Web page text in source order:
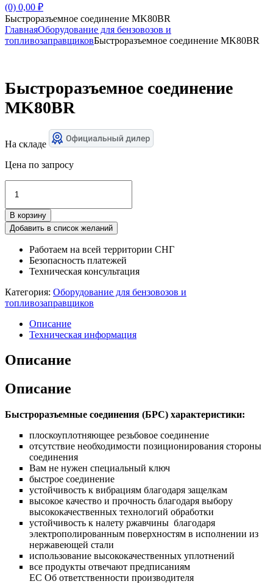
(0) 0,00 ₽
Быстроразъемное соединение MK80BR
ГлавнаяОборудование для бензовозов и
топливозаправщиковБыстроразъемное соединение MK80BR
Быстроразъемное соединение
MK80BR
На складе
Цена по запросу
товара
Быстроразъемное
соединение
MK80BR
В корзину
Добавить в список желаний
Работаем на всей территории СНГ
Безопасность платежей
Техническая консультация
Категория: Оборудование для бензовозов и
топливозаправщиков
Описание
Техническая информация
Описание
Описание
Быстроразъемные соединения (БРС) характеристики:
плоскоуплотняющее резьбовое соединение
отсутствие необходимости позиционирования стороны
соединения
Вам не нужен специальный ключ
быстрое соединение
устойчивость к вибрациям благодаря защелкам
высокое качество и прочность благодаря выбору
высококачественных технологий обработки
устойчивость к налету ржавчины благодаря
электрополированным поверхностям в исполнении из
нержавеющей стали
использование высококачественных уплотнений
все продукты отвечают предписаниям
ЕС Об ответственности производителя